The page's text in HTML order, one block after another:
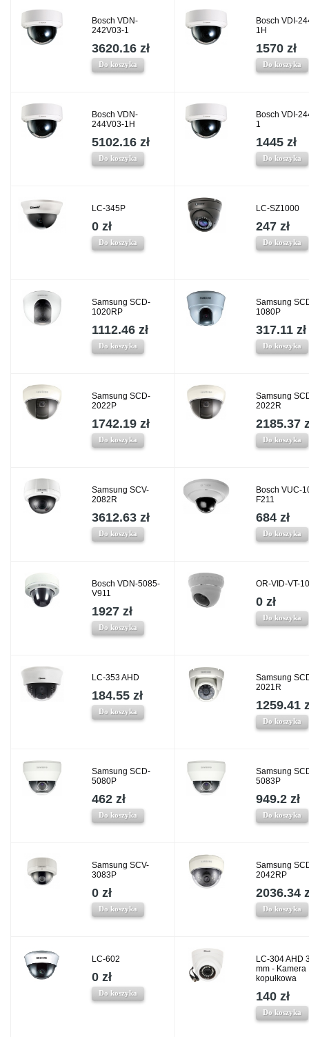
Bosch VDN-
242V03-1
3620.16 zł
Do koszyka
Bosch VDI-
1H
1570 zł
Do koszyka
Bosch VDN-
244V03-1H
5102.16 zł
Do koszyka
Bosch VDI-
1
1445 zł
Do koszyka
LC-345P
0 zł
Do koszyka
LC-SZ1000
247 zł
Do koszyka
Samsung SCD-
1020RP
1112.46 zł
Do koszyka
Samsung
1080P
317.11 zł
Do koszyka
Samsung SCD-
2022P
1742.19 zł
Do koszyka
Samsung
2022R
2185.37
Do koszyka
Samsung SCV-
2082R
3612.63 zł
Do koszyka
Bosch VUC-
F211
684 zł
Do koszyka
Bosch VDN-5085-
V911
1927 zł
Do koszyka
OR-VID-VT-
0 zł
Do koszyka
LC-353 AHD
184.55 zł
Do koszyka
Samsung
2021R
1259.41
Do koszyka
Samsung SCD-
5080P
462 zł
Do koszyka
Samsung
5083P
949.2 zł
Do koszyka
Samsung SCV-
3083P
0 zł
Do koszyka
Samsung
2042RP
2036.34
Do koszyka
LC-602
0 zł
Do koszyka
LC-304 AHD
mm - Kamera
kopułkowa
140 zł
Do koszyka